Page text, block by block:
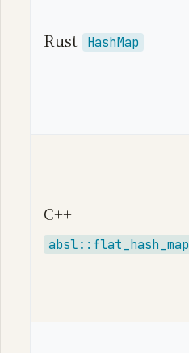
Rust HashMap
C++
absl::flat_hash_map